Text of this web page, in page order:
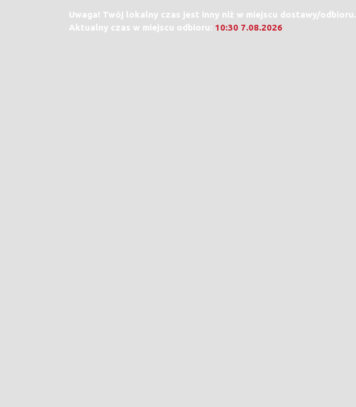
Uwaga! Twój lokalny czas jest inny niż w miejscu dostawy/odbioru.
Aktualny czas w miejscu odbioru: 10:30 7.08.2026